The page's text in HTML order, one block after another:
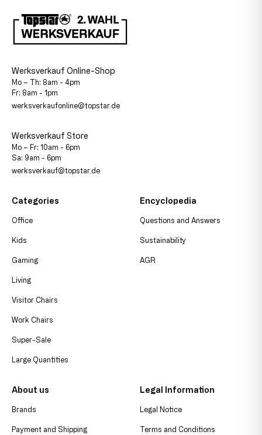
Werksverkauf Online-Shop
Mo – Th: 8am - 4pm
Fr: 8am - 1pm
werksverkaufonline@topstar.de
Werksverkauf Store
Mo – Fr: 10am - 6pm
Sa: 9am - 6pm
werksverkauf@topstar.de
Categories
Office
Kids
Gaming
Living
Visitor Chairs
Work Chairs
Super-Sale
Large Quantities
Encyclopedia
Questions and Answers
Sustainability
AGR
About us
Brands
Payment and Shipping
Legal Information
Legal Notice
Terms and Conditions